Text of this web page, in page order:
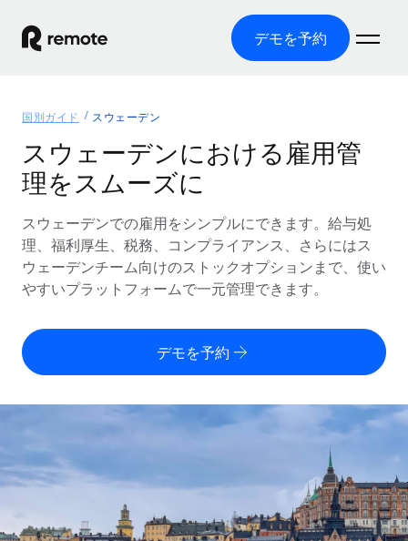
デモを予約
グローバル雇用
グローバル給与処理
コンプライアンス対応の給与処理を手軽に
Employer of Record（EOR）
グローバル展開をコストをかけずに実現
Contractor of Record
世界中の契約社員と法令を遵守して契約
世界中の契約社員をオンボーディングし、管理
複雑な雇用関連業務を外部委託
インフラ
ソリューション
各国の制度に対応
国別ガイド
/国別のグローバル雇用支援を検索する
Remoteを他社と比較
成長の段階
スタートアップ
成長中の企業向けのアジャイルなグローバルHR・給与処理ソ
リューション
リソース
ツールと計算ツール
従業員コスト計算ツール
契約社員の報酬計算ツール
グローバルな契約社員向けに、通貨オプションと支払スピー
ドを確認する
REMOTEで学習
価格
English
Français
Deutsch
ログイン
国別ガイド スウェーデン
スウェーデンにおける雇用管
理をスムーズに
スウェーデンでの雇用をシンプルにできます。給与処
理、福利厚生、税務、コンプライアンス、さらにはス
ウェーデンチーム向けのストックオプションまで、使い
やすいプラットフォームで一元管理できます。
デモを予約